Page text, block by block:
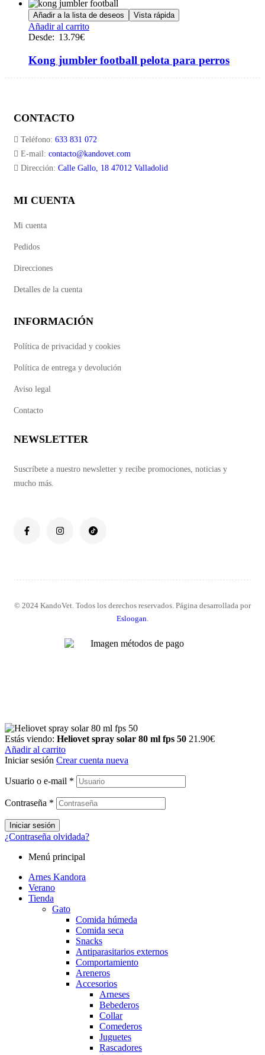
Añadir a la lista de deseos Vista rápida
Añadir al carrito
Desde: 13.79€
Kong jumbler football pelota para perros
CONTACTO
Teléfono: 633 831 072
E-mail: contacto@kandovet.com
Dirección: Calle Gallo, 18 47012 Valladolid
MI CUENTA
Mi cuenta
Pedidos
Direcciones
Detalles de la cuenta
INFORMACIÓN
Política de privacidad y cookies
Política de entrega y devolución
Aviso legal
Contacto
NEWSLETTER
Suscríbete a nuestro newsletter y recibe promociones, noticias y
mucho más.
© 2024 KandoVet. Todos los derechos reservados. Página desarrollada por
Esloogan.
Estás viendo: Heliovet spray solar 80 ml fps 50 21.90€
Añadir al carrito
Iniciar sesión Crear cuenta nueva
Usuario o e-mail *
Contraseña *
Iniciar sesión
¿Contraseña olvidada?
Menú principal
Arnes Kandora
Verano
Tienda
Gato
Comida húmeda
Comida seca
Snacks
Antiparasitarios externos
Comportamiento
Areneros
Accesorios
Arneses
Bebederos
Collar
Comederos
Juguetes
Rascadores